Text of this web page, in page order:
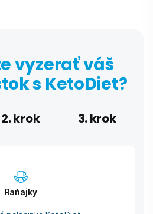
vyzerať váš
s KetoDiet?
2. krok 3. krok
Raňajky